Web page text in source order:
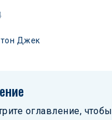
Джек
оглавление,